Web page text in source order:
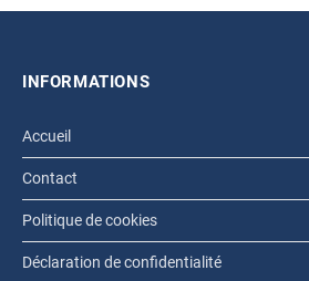
INFORMATIONS
Accueil
Contact
Politique de cookies
Déclaration de confidentialité